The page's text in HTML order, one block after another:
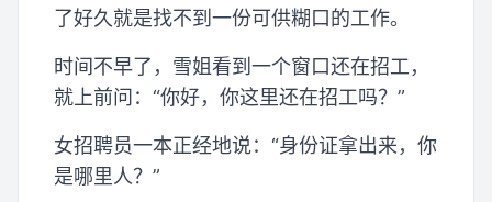
了好久就是找不到一份可供糊口的工作。
时间不早了，雪姐看到一个窗口还在招工，
就上前问：“你好，你这里还在招工吗？”
女招聘员一本正经地说：“身份证拿出来，你
是哪里人？”